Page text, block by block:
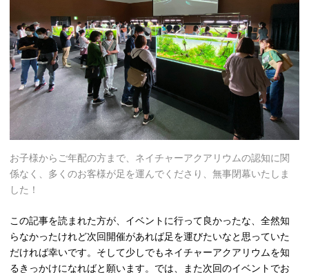
お子様からご年配の方まで、ネイチャーアクアリウムの認知に関
係なく、多くのお客様が足を運んでくださり、無事閉幕いたしま
した！
この記事を読まれた方が、イベントに行って良かったな、全然知
らなかったけれど次回開催があれば足を運びたいなと思っていた
だければ幸いです。そして少しでもネイチャーアクアリウムを知
るきっかけになればと願います。では、また次回のイベントでお